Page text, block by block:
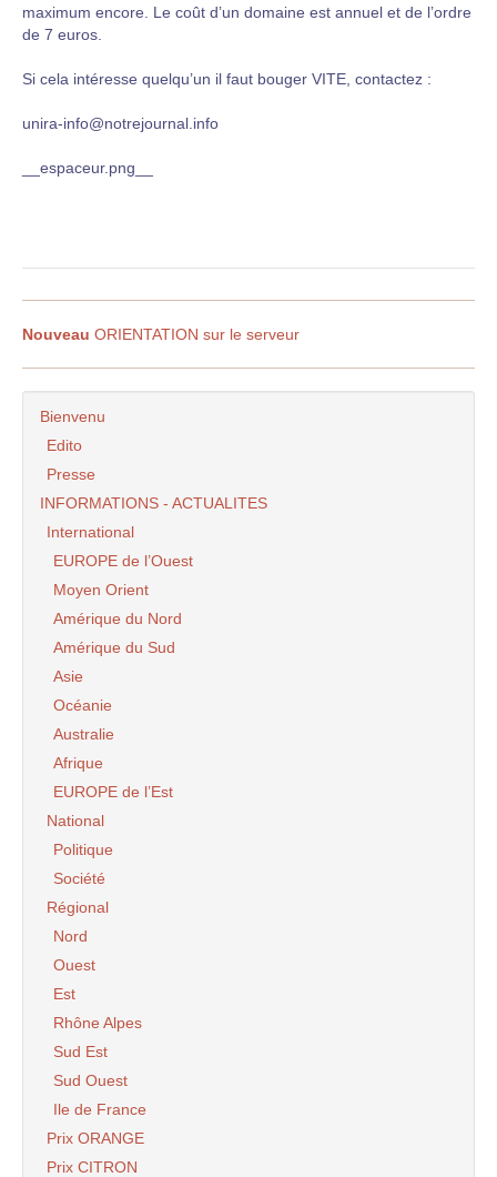
maximum encore. Le coût d’un domaine est annuel et de l’ordre
de 7 euros.
Si cela intéresse quelqu’un il faut bouger VITE, contactez :
unira-info@notrejournal.info
__espaceur.png__
Nouveau ORIENTATION sur le serveur
Bienvenu
Edito
Presse
INFORMATIONS - ACTUALITES
International
EUROPE de l’Ouest
Moyen Orient
Amérique du Nord
Amérique du Sud
Asie
Océanie
Australie
Afrique
EUROPE de l’Est
National
Politique
Société
Régional
Nord
Ouest
Est
Rhône Alpes
Sud Est
Sud Ouest
Ile de France
Prix ORANGE
Prix CITRON